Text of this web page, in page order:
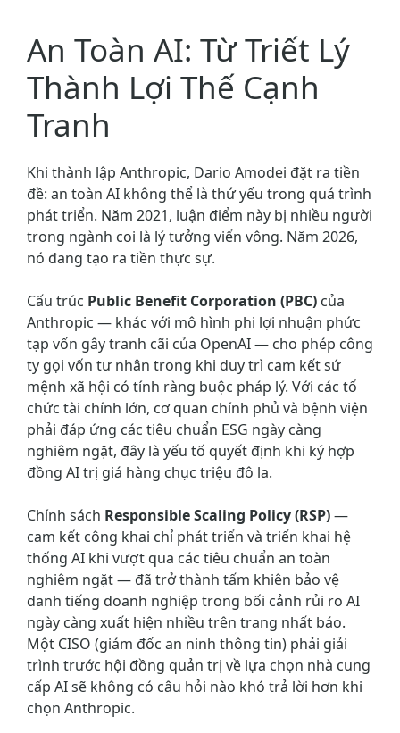
An Toàn AI: Từ Triết Lý
Thành Lợi Thế Cạnh
Tranh
Khi thành lập Anthropic, Dario Amodei đặt ra tiền
đề: an toàn AI không thể là thứ yếu trong quá trình
phát triển. Năm 2021, luận điểm này bị nhiều người
trong ngành coi là lý tưởng viển vông. Năm 2026,
nó đang tạo ra tiền thực sự.
Cấu trúc Public Benefit Corporation (PBC) của
Anthropic — khác với mô hình phi lợi nhuận phức
tạp vốn gây tranh cãi của OpenAI — cho phép công
ty gọi vốn tư nhân trong khi duy trì cam kết sứ
mệnh xã hội có tính ràng buộc pháp lý. Với các tổ
chức tài chính lớn, cơ quan chính phủ và bệnh viện
phải đáp ứng các tiêu chuẩn ESG ngày càng
nghiêm ngặt, đây là yếu tố quyết định khi ký hợp
đồng AI trị giá hàng chục triệu đô la.
Chính sách Responsible Scaling Policy (RSP)—
cam kết công khai chỉ phát triển và triển khai hệ
thống AI khi vượt qua các tiêu chuẩn an toàn
nghiêm ngặt — đã trở thành tấm khiên bảo vệ
danh tiếng doanh nghiệp trong bối cảnh rủi ro AI
ngày càng xuất hiện nhiều trên trang nhất báo.
Một CISO (giám đốc an ninh thông tin) phải giải
trình trước hội đồng quản trị về lựa chọn nhà cung
cấp AI sẽ không có câu hỏi nào khó trả lời hơn khi
chọn Anthropic.